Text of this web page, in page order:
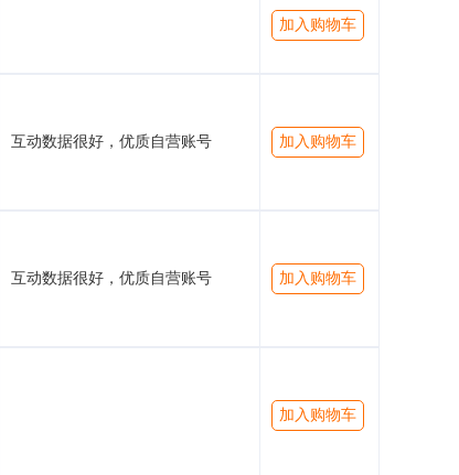
加入购物车
互动数据很好，优质自营账号 加入购物车
互动数据很好，优质自营账号 加入购物车
加入购物车